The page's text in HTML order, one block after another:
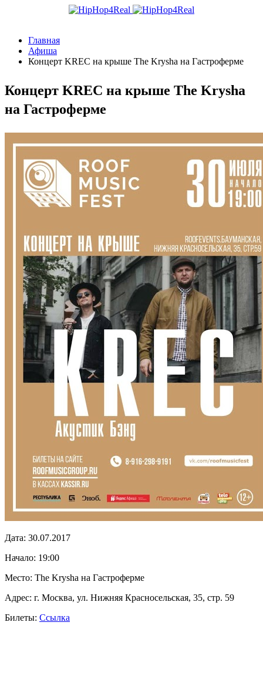
Главная
Афиша
Концерт KREC на крыше The Krysha на Гастроферме
Концерт KREC на крыше The Krysha
на Гастроферме
Дата: 30.07.2017
Начало: 19:00
Место: The Krysha на Гастроферме
Адрес: г. Москва, ул. Нижняя Красносельская, 35, стр. 59
Билеты: Ссылка